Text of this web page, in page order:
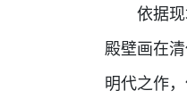
依据
殿壁画在
明代之作